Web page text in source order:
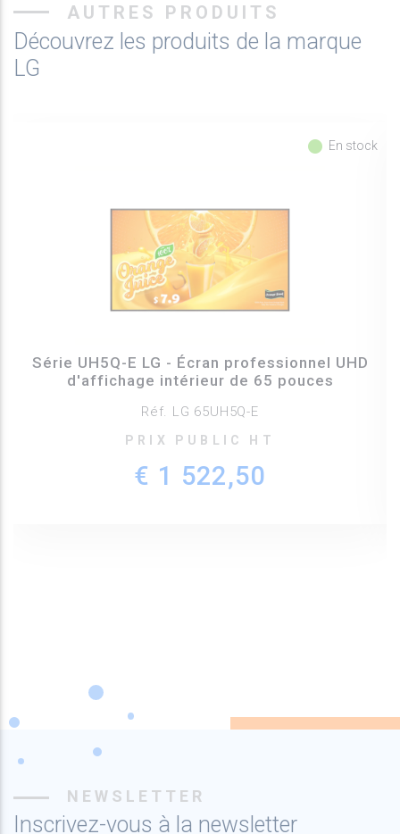
AUTRES PRODUITS
Découvrez les produits de la marque
LG
fiber_manual_record En stock
Série UH5Q-E LG - Écran professionnel UHD
d'affichage intérieur de 65 pouces
Réf. LG 65UH5Q-E
PRIX PUBLIC HT
€ 1 522,50
NEWSLETTER
Inscrivez-vous à la newsletter